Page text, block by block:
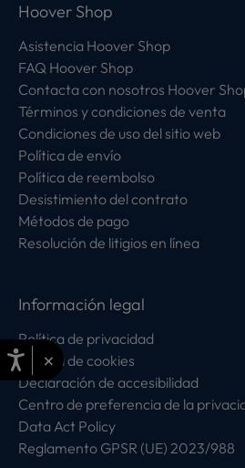
Hoover Shop
Asistencia Hoover Shop
FAQ Hoover Shop
Contacta con nosotros Hoover
Términos y condiciones de venta
Condiciones de uso del sitio web
Política de envío
Política de reembolso
Desistimiento del contrato
Métodos de pago
Resolución de litigios en línea
Información legal
Política de privacidad
Política de cookies
Declaración de accesibilidad
Centro de preferencia de la
Data Act Policy
Reglamento GPSR (UE) 2023/988
×